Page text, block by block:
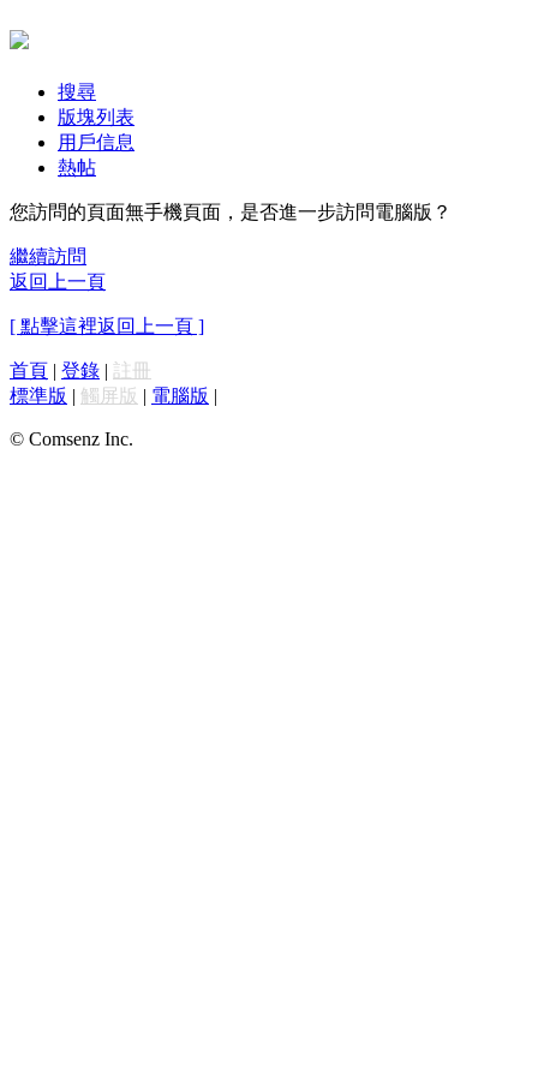
搜尋
版塊列表
用戶信息
熱帖
您訪問的頁面無手機頁面，是否進一步訪問電腦版？
繼續訪問
返回上一頁
[ 點擊這裡返回上一頁 ]
首頁 | 登錄 | 註冊
標準版 | 觸屏版 | 電腦版 |
© Comsenz Inc.